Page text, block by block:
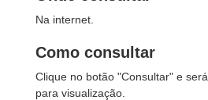
Na internet.
Como consultar
Clique no botão "Consultar" e
para visualização.